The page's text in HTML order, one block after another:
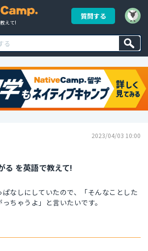
えて!
質問する
2023/04/03 10:00
る を英語で教えて!
なしにしていたので、「そんなことした
ちゃうよ」と言いたいです。